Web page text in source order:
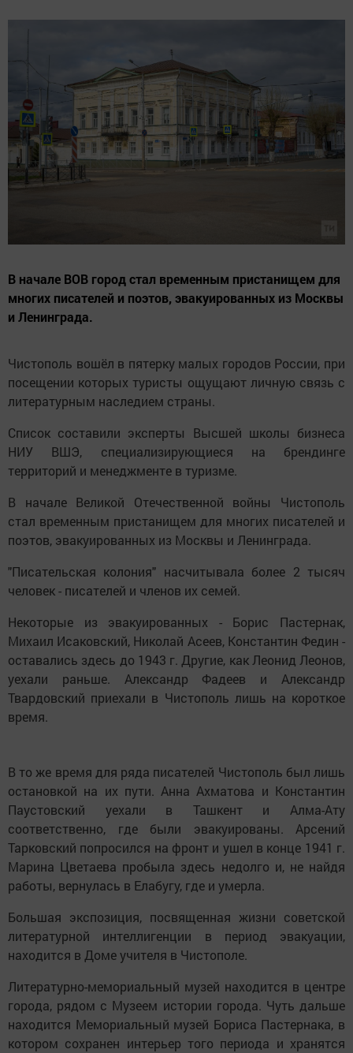
В начале ВОВ город стал временным пристанищем для
многих писателей и поэтов, эвакуированных из Москвы
и Ленинграда.
Чистополь вошёл в пятерку малых городов России, при
посещении которых туристы ощущают личную связь с
литературным наследием страны.
Список составили эксперты Высшей школы бизнеса
НИУ ВШЭ, специализирующиеся на брендинге
территорий и менеджменте в туризме.
В начале Великой Отечественной войны Чистополь
стал временным пристанищем для многих писателей и
поэтов, эвакуированных из Москвы и Ленинграда.
"Писательская колония" насчитывала более 2 тысяч
человек - писателей и членов их семей.
Некоторые из эвакуированных - Борис Пастернак,
Михаил Исаковский, Николай Асеев, Константин Федин -
оставались здесь до 1943 г. Другие, как Леонид Леонов,
уехали раньше. Александр Фадеев и Александр
Твардовский приехали в Чистополь лишь на короткое
время.
В то же время для ряда писателей Чистополь был лишь
остановкой на их пути. Анна Ахматова и Константин
Паустовский уехали в Ташкент и Алма-Ату
соответственно, где были эвакуированы. Арсений
Тарковский попросился на фронт и ушел в конце 1941 г.
Марина Цветаева пробыла здесь недолго и, не найдя
работы, вернулась в Елабугу, где и умерла.
Большая экспозиция, посвященная жизни советской
литературной интеллигенции в период эвакуации,
находится в Доме учителя в Чистополе.
Литературно-мемориальный музей находится в центре
города, рядом с Музеем истории города. Чуть дальше
находится Мемориальный музей Бориса Пастернака, в
котором сохранен интерьер того периода и хранятся